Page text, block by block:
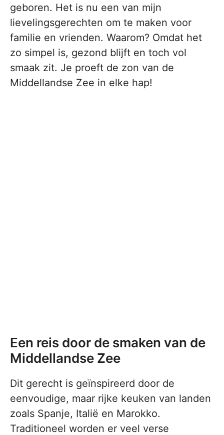
geboren. Het is nu een van mijn
lievelingsgerechten om te maken voor
familie en vrienden. Waarom? Omdat het
zo simpel is, gezond blijft en toch vol
smaak zit. Je proeft de zon van de
Middellandse Zee in elke hap!
Een reis door de smaken van de
Middellandse Zee
Dit gerecht is geïnspireerd door de
eenvoudige, maar rijke keuken van landen
zoals Spanje, Italië en Marokko.
Traditioneel worden er veel verse